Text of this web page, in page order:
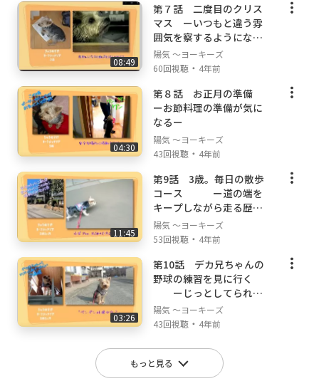
08:49
第７話 二度目のクリス
マス ーいつもと違う雰
囲気を察するようになる
ー
陽気 ～ヨーキーズ
60回視聴 ・ 4年前
04:30
第８話 お正月の準備
ーお節料理の準備が気に
なるー
陽気 ～ヨーキーズ
43回視聴 ・ 4年前
11:45
第9話 3歳。毎日の散歩
コース ー道の端を
キープしながら走る歴史
街道ー
陽気 ～ヨーキーズ
53回視聴 ・ 4年前
03:26
第10話 デカ兄ちゃんの
野球の練習を見に行く
ーじっとしてられる
ようになるー
陽気 ～ヨーキーズ
43回視聴 ・ 4年前
もっと見る